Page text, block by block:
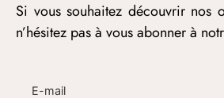
Si vous souhaitez découvrir nos
n’hésitez pas à vous abonner à
E-mail